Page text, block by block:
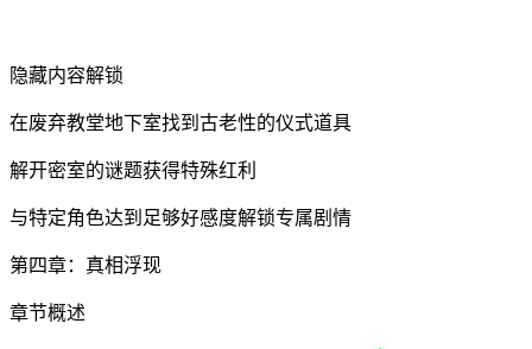
隐藏内容解锁
在废弃教堂地下室找到古老性的仪式道具
解开密室的谜题获得特殊红利
与特定角色达到足够好感度解锁专属剧情
第四章：真相浮现
章节概述